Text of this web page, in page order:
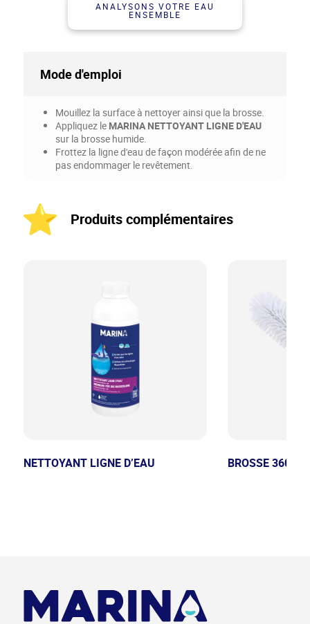
ANALYSONS VOTRE EAU
ENSEMBLE
Mode d'emploi
Mouillez la surface à nettoyer ainsi que la brosse.
Appliquez le MARINA NETTOYANT LIGNE D'EAU
sur la brosse humide.
Frottez la ligne d'eau de façon modérée afin de ne
pas endommager le revêtement.
Produits complémentaires
NETTOYANT LIGNE D’EAU BROSSE 360°